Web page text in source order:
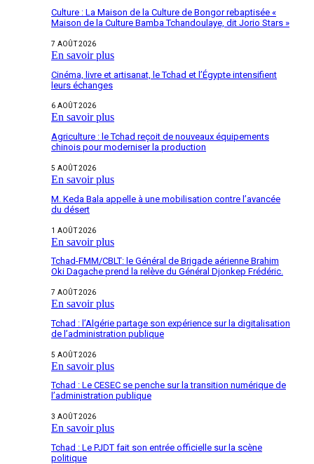
Culture : La Maison de la Culture de Bongor rebaptisée «
Maison de la Culture Bamba Tchandoulaye, dit Jorio Stars »
7 AOÛT 2026
En savoir plus
Cinéma, livre et artisanat, le Tchad et l’Égypte intensifient
leurs échanges
6 AOÛT 2026
En savoir plus
Agriculture : le Tchad reçoit de nouveaux équipements
chinois pour moderniser la production
5 AOÛT 2026
En savoir plus
M. Keda Bala appelle à une mobilisation contre l’avancée
du désert
1 AOÛT 2026
En savoir plus
Tchad-FMM/CBLT: le Général de Brigade aérienne Brahim
Oki Dagache prend la relève du Général Djonkep Frédéric.
7 AOÛT 2026
En savoir plus
Tchad : l’Algérie partage son expérience sur la digitalisation
de l’administration publique
5 AOÛT 2026
En savoir plus
Tchad : Le CESEC se penche sur la transition numérique de
l’administration publique
3 AOÛT 2026
En savoir plus
Tchad : Le PJDT fait son entrée officielle sur la scène
politique